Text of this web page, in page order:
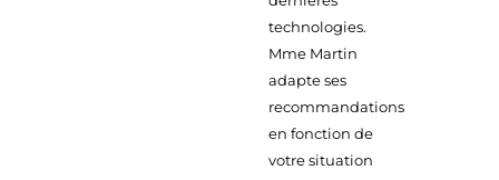
technologies.
Mme Martin
adapte ses
recommandations
en fonction de
votre situation